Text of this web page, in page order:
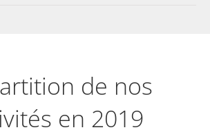
de nos
en 2019